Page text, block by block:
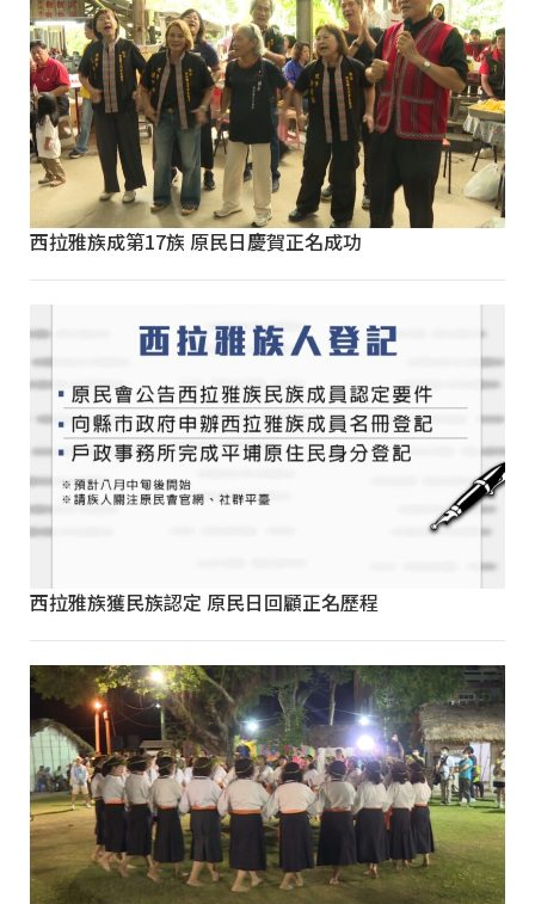
西拉雅族成第17族 原民日慶賀正名成功
西拉雅族獲民族認定 原民日回顧正名歷程